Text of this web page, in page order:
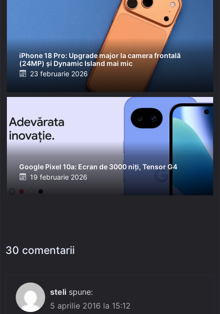
iPhone 18 Pro: Upgrade major la camera frontală
(24MP) și Dynamic Island mai mic
Posted
23 februarie 2026
Google Pixel 10a: Ecran de 3000 niți, Tensor G4
Posted
on
19 februarie 2026
30 comentarii
steli spune:
5 aprilie 2016 la 15:12